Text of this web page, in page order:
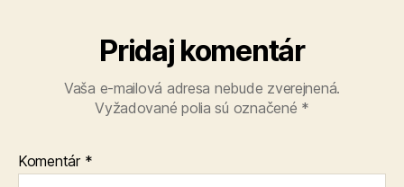
Pridaj komentár
Vaša e-mailová adresa nebude zverejnená.
Vyžadované polia sú označené *
Komentár *